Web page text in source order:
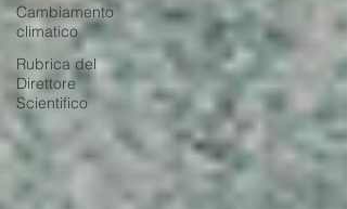
Cambiamento
climatico
Rubrica del
Direttore
Scientifico